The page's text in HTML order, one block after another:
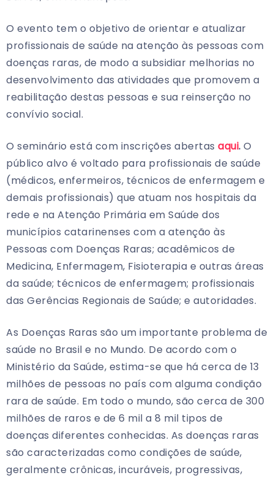
O evento tem o objetivo de orientar e atualizar
profissionais de saúde na atenção às pessoas com
doenças raras, de modo a subsidiar melhorias no
desenvolvimento das atividades que promovem a
reabilitação destas pessoas e sua reinserção no
convívio social.
O seminário está com inscrições abertas aqui. O
público alvo é voltado para profissionais de saúde
(médicos, enfermeiros, técnicos de enfermagem e
demais profissionais) que atuam nos hospitais da
rede e na Atenção Primária em Saúde dos
municípios catarinenses com a atenção às
Pessoas com Doenças Raras; acadêmicos de
Medicina, Enfermagem, Fisioterapia e outras áreas
da saúde; técnicos de enfermagem; profissionais
das Gerências Regionais de Saúde; e autoridades.
As Doenças Raras são um importante problema de
saúde no Brasil e no Mundo. De acordo com o
Ministério da Saúde, estima-se que há cerca de 13
milhões de pessoas no país com alguma condição
rara de saúde. Em todo o mundo, são cerca de 300
milhões de raros e de 6 mil a 8 mil tipos de
doenças diferentes conhecidas. As doenças raras
são caracterizadas como condições de saúde,
geralmente crônicas, incuráveis, progressivas,